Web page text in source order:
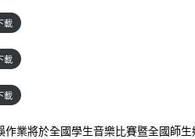
載
載
載
業將於全國學生音樂比賽暨全國師